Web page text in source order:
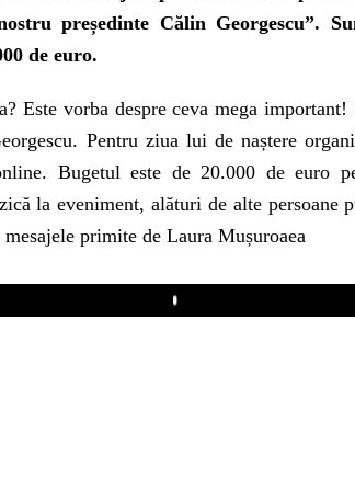
președinte Călin Georgescu”.
de euro.
Este vorba despre ceva mega
Pentru ziua lui de naștere
Bugetul este de 20.000 de euro
la eveniment, alături de alte persoane
primite de Laura Mușuroaea
Play